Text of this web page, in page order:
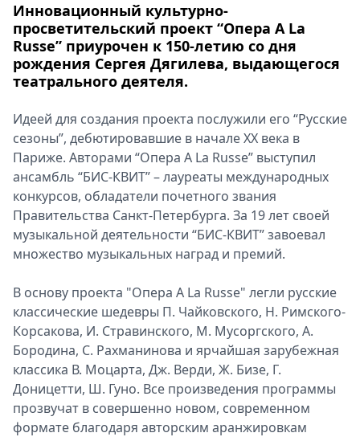
Инновационный культурно-
просветительский проект “Опера A La
Russe” приурочен к 150-летию со дня
рождения Сергея Дягилева, выдающегося
театрального деятеля.
Идеей для создания проекта послужили его “Русские
сезоны”, дебютировавшие в начале XX века в
Париже. Авторами “Опера A La Russe” выступил
ансамбль “БИС-КВИТ” – лауреаты международных
конкурсов, обладатели почетного звания
Правительства Санкт-Петербурга. За 19 лет своей
музыкальной деятельности “БИС-КВИТ” завоевал
множество музыкальных наград и премий.
В основу проекта "Опера A La Russe" легли русские
классические шедевры П. Чайковского, Н. Римского-
Корсакова, И. Стравинского, М. Мусоргского, А.
Бородина, С. Рахманинова и ярчайшая зарубежная
классика В. Моцарта, Дж. Верди, Ж. Бизе, Г.
Доницетти, Ш. Гуно. Все произведения программы
прозвучат в совершенно новом, современном
формате благодаря авторским аранжировкам